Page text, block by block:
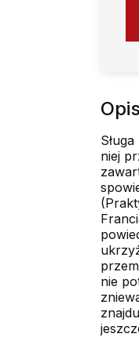
Opis
niej
nie